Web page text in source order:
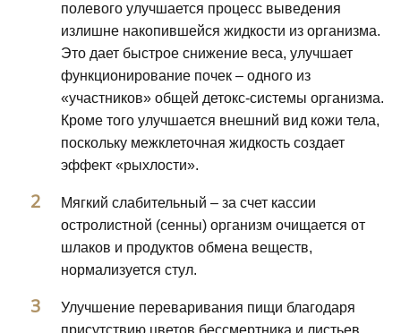
полевого улучшается процесс выведения
излишне накопившейся жидкости из организма.
Это дает быстрое снижение веса, улучшает
функционирование почек – одного из
«участников» общей детокс-системы организма.
Кроме того улучшается внешний вид кожи тела,
поскольку межклеточная жидкость создает
эффект «рыхлости».
Мягкий слабительный – за счет кассии
остролистной (сенны) организм очищается от
шлаков и продуктов обмена веществ,
нормализуется стул.
Улучшение переваривания пищи благодаря
присутствию цветов бессмертника и листьев